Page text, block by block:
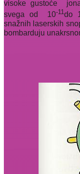
visoke gustoće
svega od
10-11 do
snažnih laserskih
bombarduju